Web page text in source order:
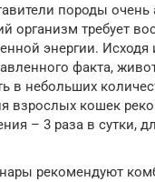
породы очень
организм требует
энергии. Исходя
факта,
в небольших
взрослых кошек
– 3 раза в сутки,
рекомендуют